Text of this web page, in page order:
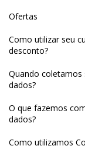
Ofertas
Como utilizar seu
desconto?
Quando coletamos
dados?
O que fazemos
dados?
Como utilizamos